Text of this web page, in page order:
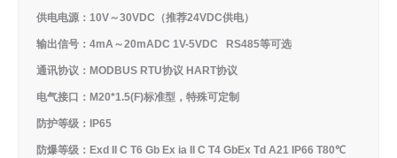
供电电源：10V～30VDC（推荐24VDC供电）
输出信号：4mA～20mADC 1V-5VDC RS485等可选
通讯协议：MODBUS RTU协议 HART协议
电气接口：M20*1.5(F)标准型，特殊可定制
防护等级：IP65
防爆等级：Exd II C T6 Gb Ex ia II C T4 GbEx Td A21 IP66 T80℃